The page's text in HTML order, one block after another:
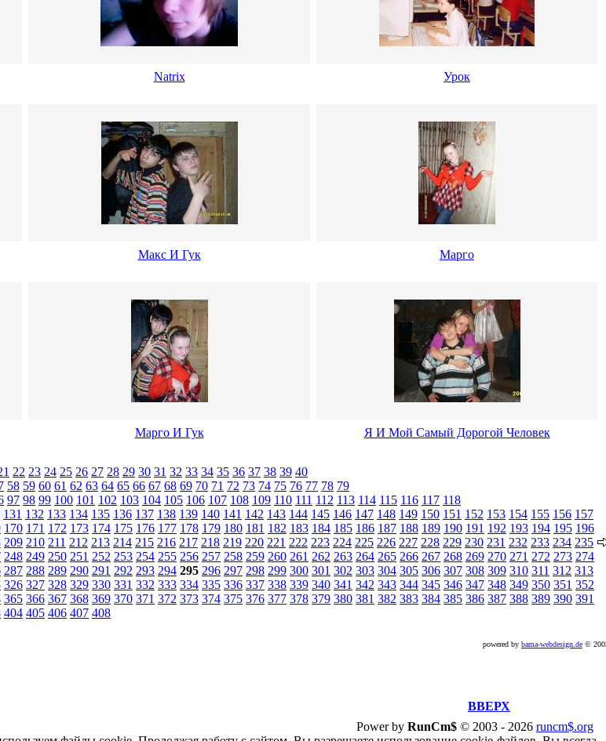
Natrix Урок
Макс И Гук Марго
Марго И Гук Я И Мой Самый Дорогой Человек
22 23 24 25 26 27 28 29 30 31 32 33 34 35 36 37 38 39 40
58 59 60 61 62 63 64 65 66 67 68 69 70 71 72 73 74 75 76 77 78 79
97 98 99 100 101 102 103 104 105 106 107 108 109 110 111 112 113 114 115 116 117 118
131 132 133 134 135 136 137 138 139 140 141 142 143 144 145 146 147 148 149 150 151 152 153 154 155 156 157
170 171 172 173 174 175 176 177 178 179 180 181 182 183 184 185 186 187 188 189 190 191 192 193 194 195 196
209 210 211 212 213 214 215 216 217 218 219 220 221 222 223 224 225 226 227 228 229 230 231 232 233 234 235
248 249 250 251 252 253 254 255 256 257 258 259 260 261 262 263 264 265 266 267 268 269 270 271 272 273 274
287 288 289 290 291 292 293 294 295 296 297 298 299 300 301 302 303 304 305 306 307 308 309 310 311 312 313
326 327 328 329 330 331 332 333 334 335 336 337 338 339 340 341 342 343 344 345 346 347 348 349 350 351 352
365 366 367 368 369 370 371 372 373 374 375 376 377 378 379 380 381 382 383 384 385 386 387 388 389 390 391
404 405 406 407 408
powered by bama-webdesign.de ©
ВВЕРХ
Power by RunCm$ © 2003 - 2026 runcm$.org